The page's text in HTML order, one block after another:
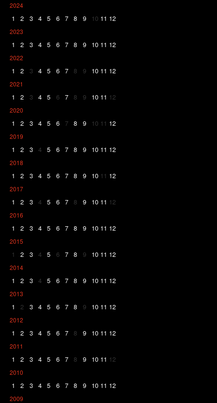
2024
1 2 3 4 5 6 7 8 9 10 11 12
2023
1 2 3 4 5 6 7 8 9 10 11 12
2022
1 2 3 4 5 6 7 8 9 10 11 12
2021
1 2 3 4 5 6 7 8 9 10 11 12
2020
1 2 3 4 5 6 7 8 9 10 11 12
2019
1 2 3 4 5 6 7 8 9 10 11 12
2018
1 2 3 4 5 6 7 8 9 10 11 12
2017
1 2 3 4 5 6 7 8 9 10 11 12
2016
1 2 3 4 5 6 7 8 9 10 11 12
2015
1 2 3 4 5 6 7 8 9 10 11 12
2014
1 2 3 4 5 6 7 8 9 10 11 12
2013
1 2 3 4 5 6 7 8 9 10 11 12
2012
1 2 3 4 5 6 7 8 9 10 11 12
2011
1 2 3 4 5 6 7 8 9 10 11 12
2010
1 2 3 4 5 6 7 8 9 10 11 12
2009